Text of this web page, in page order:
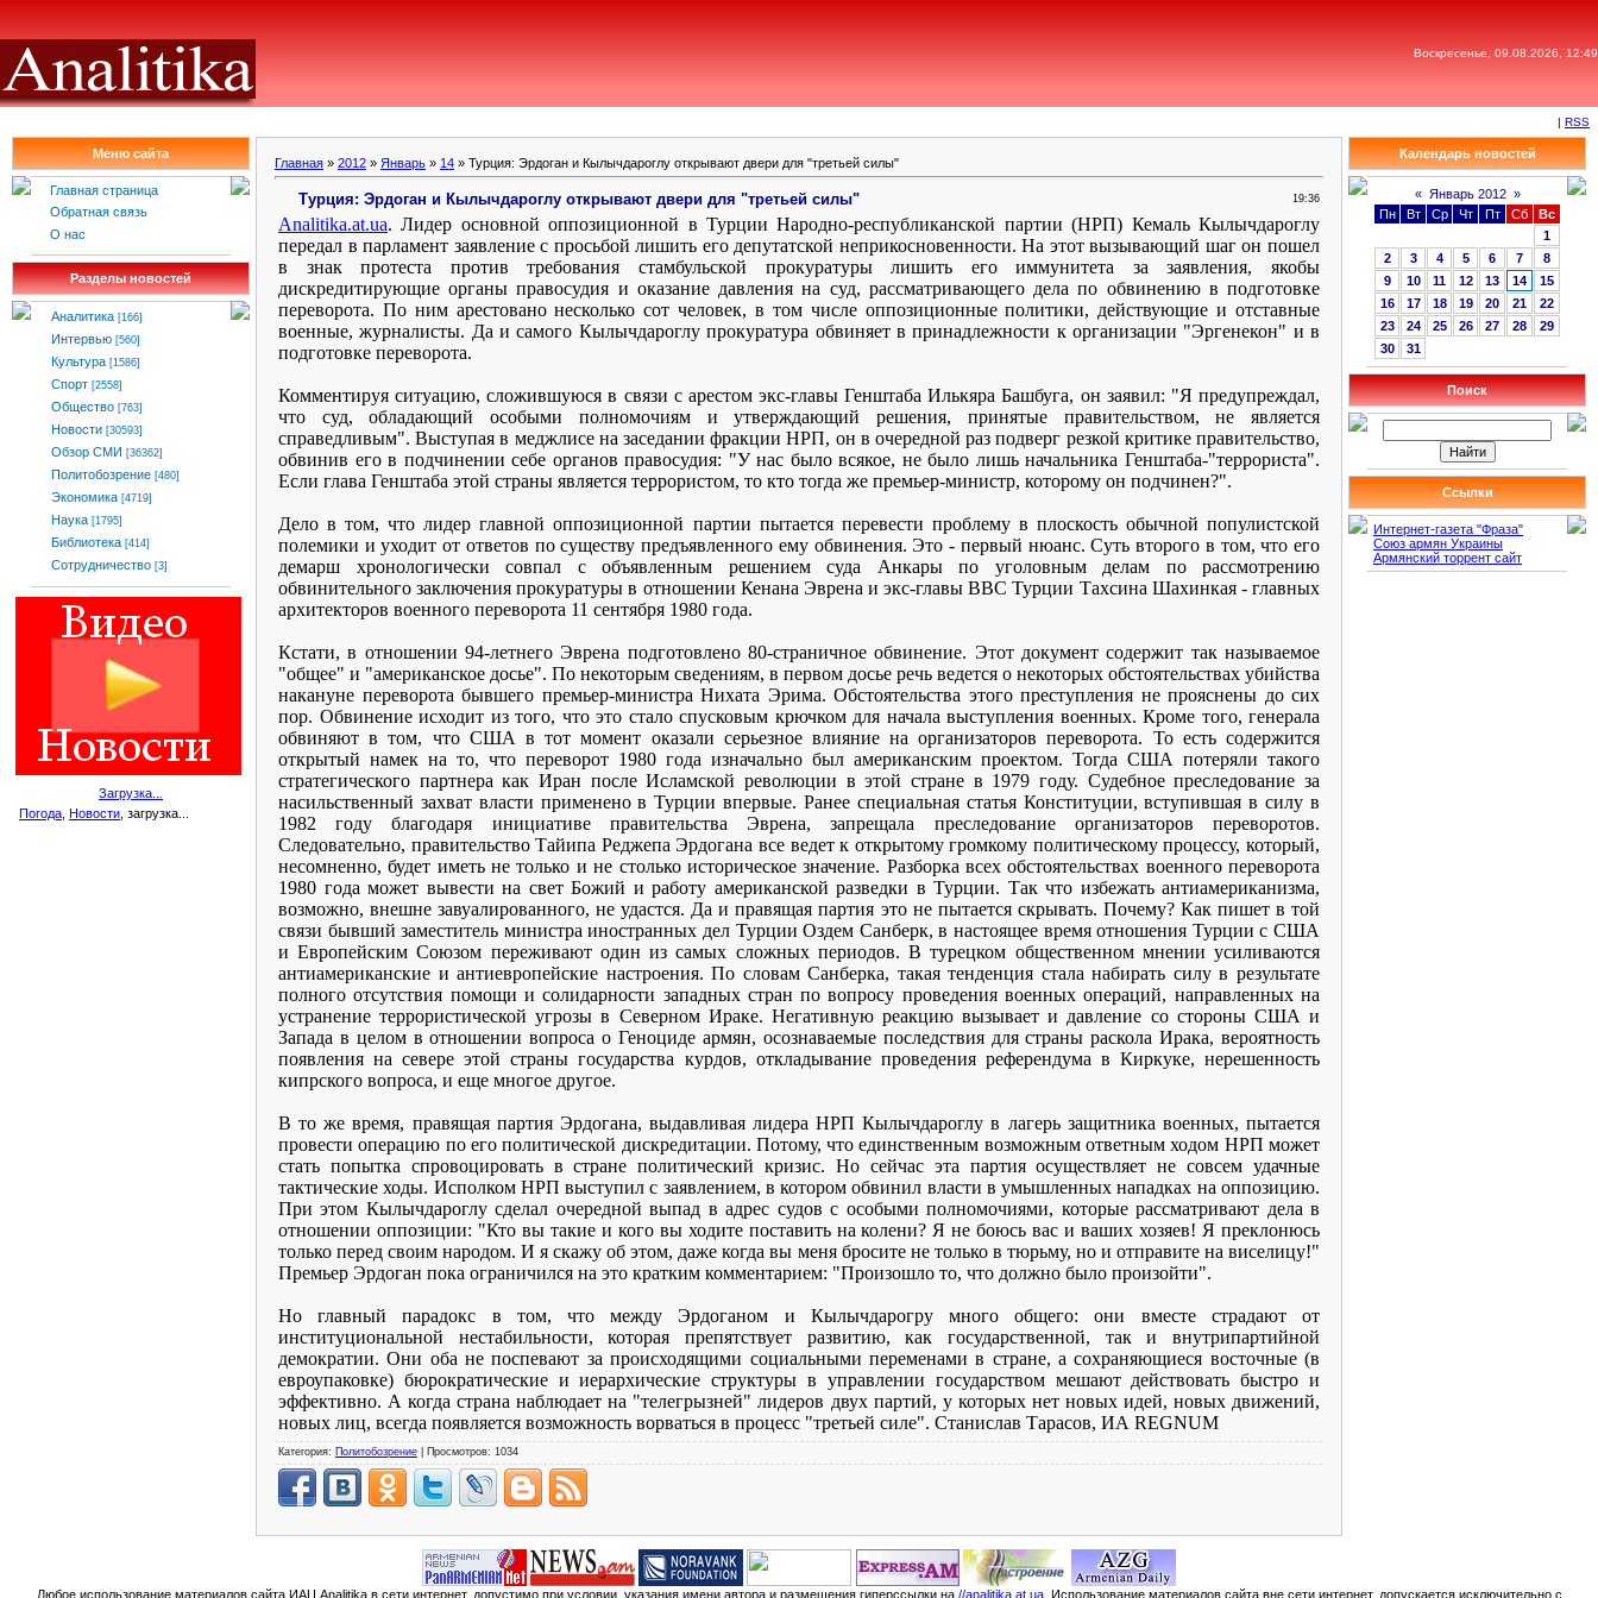
Воскресенье, 09.08.2026, 12:49
| RSS
Меню сайта
Главная страница
Обратная связь
О нас
Разделы новостей
Аналитика [166]
Интервью [560]
Культура [1586]
Спорт [2558]
Общество [763]
Новости [30593]
Обзор СМИ [36362]
Политобозрение [480]
Экономика [4719]
Наука [1795]
Библиотека [414]
Сотрудничество [3]
Загрузка...
Погода Новости , загрузка...
Главная » 2012 » Январь » 14 » Турция: Эрдоган и Кылычдароглу открывают двери для "третьей силы"
Турция: Эрдоган и Кылычдароглу открывают двери для "третьей силы" 19:36
Analitika.at.ua. Лидер основной оппозиционной в Турции Народно-республиканской партии (НРП) Кемаль Кылычдароглу
передал в парламент заявление с просьбой лишить его депутатской неприкосновенности. На этот вызывающий шаг он пошел
в знак протеста против требования стамбульской прокуратуры лишить его иммунитета за заявления, якобы
дискредитирующие органы правосудия и оказание давления на суд, рассматривающего дела по обвинению в подготовке
переворота. По ним арестовано несколько сот человек, в том числе оппозиционные политики, действующие и отставные
военные, журналисты. Да и самого Кылычдароглу прокуратура обвиняет в принадлежности к организации "Эргенекон" и в
подготовке переворота.
Комментируя ситуацию, сложившуюся в связи с арестом экс-главы Генштаба Илькяра Башбуга, он заявил: "Я предупреждал,
что суд, обладающий особыми полномочиям и утверждающий решения, принятые правительством, не является
справедливым". Выступая в меджлисе на заседании фракции НРП, он в очередной раз подверг резкой критике правительство,
обвинив его в подчинении себе органов правосудия: "У нас было всякое, не было лишь начальника Генштаба-"террориста".
Если глава Генштаба этой страны является террористом, то кто тогда же премьер-министр, которому он подчинен?".
Дело в том, что лидер главной оппозиционной партии пытается перевести проблему в плоскость обычной популистской
полемики и уходит от ответов по существу предъявленного ему обвинения. Это - первый нюанс. Суть второго в том, что его
демарш хронологически совпал с объявленным решением суда Анкары по уголовным делам по рассмотрению
обвинительного заключения прокуратуры в отношении Кенана Эврена и экс-главы ВВС Турции Тахсина Шахинкая - главных
архитекторов военного переворота 11 сентября 1980 года.
Кстати, в отношении 94-летнего Эврена подготовлено 80-страничное обвинение. Этот документ содержит так называемое
"общее" и "американское досье". По некоторым сведениям, в первом досье речь ведется о некоторых обстоятельствах убийства
накануне переворота бывшего премьер-министра Нихата Эрима. Обстоятельства этого преступления не прояснены до сих
пор. Обвинение исходит из того, что это стало спусковым крючком для начала выступления военных. Кроме того, генерала
обвиняют в том, что США в тот момент оказали серьезное влияние на организаторов переворота. То есть содержится
открытый намек на то, что переворот 1980 года изначально был американским проектом. Тогда США потеряли такого
стратегического партнера как Иран после Исламской революции в этой стране в 1979 году. Судебное преследование за
насильственный захват власти применено в Турции впервые. Ранее специальная статья Конституции, вступившая в силу в
1982 году благодаря инициативе правительства Эврена, запрещала преследование организаторов переворотов.
Следовательно, правительство Тайипа Реджепа Эрдогана все ведет к открытому громкому политическому процессу, который,
несомненно, будет иметь не только и не столько историческое значение. Разборка всех обстоятельствах военного переворота
1980 года может вывести на свет Божий и работу американской разведки в Турции. Так что избежать антиамериканизма,
возможно, внешне завуалированного, не удастся. Да и правящая партия это не пытается скрывать. Почему? Как пишет в той
связи бывший заместитель министра иностранных дел Турции Оздем Санберк, в настоящее время отношения Турции с США
и Европейским Союзом переживают один из самых сложных периодов. В турецком общественном мнении усиливаются
антиамериканские и антиевропейские настроения. По словам Санберка, такая тенденция стала набирать силу в результате
полного отсутствия помощи и солидарности западных стран по вопросу проведения военных операций, направленных на
устранение террористической угрозы в Северном Ираке. Негативную реакцию вызывает и давление со стороны США и
Запада в целом в отношении вопроса о Геноциде армян, осознаваемые последствия для страны раскола Ирака, вероятность
появления на севере этой страны государства курдов, откладывание проведения референдума в Киркуке, нерешенность
кипрского вопроса, и еще многое другое.
В то же время, правящая партия Эрдогана, выдавливая лидера НРП Кылычдароглу в лагерь защитника военных, пытается
провести операцию по его политической дискредитации. Потому, что единственным возможным ответным ходом НРП может
стать попытка спровоцировать в стране политический кризис. Но сейчас эта партия осуществляет не совсем удачные
тактические ходы. Исполком НРП выступил с заявлением, в котором обвинил власти в умышленных нападках на оппозицию.
При этом Кылычдароглу сделал очередной выпад в адрес судов с особыми полномочиями, которые рассматривают дела в
отношении оппозиции: "Кто вы такие и кого вы ходите поставить на колени? Я не боюсь вас и ваших хозяев! Я преклонюсь
только перед своим народом. И я скажу об этом, даже когда вы меня бросите не только в тюрьму, но и отправите на виселицу!"
Премьер Эрдоган пока ограничился на это кратким комментарием: "Произошло то, что должно было произойти".
Но главный парадокс в том, что между Эрдоганом и Кылычдарогру много общего: они вместе страдают от
институциональной нестабильности, которая препятствует развитию, как государственной, так и внутрипартийной
демократии. Они оба не поспевают за происходящими социальными переменами в стране, а сохраняющиеся восточные (в
евроупаковке) бюрократические и иерархические структуры в управлении государством мешают действовать быстро и
эффективно. А когда страна наблюдает на "телегрызней" лидеров двух партий, у которых нет новых идей, новых движений,
новых лиц, всегда появляется возможность ворваться в процесс "третьей силе". Станислав Тарасов, ИА REGNUM
Категория: Политобозрение | Просмотров: 1034
Календарь новостей
« Январь 2012 »
Пн
Вт Ср Чт Пт Сб
Вс
1
2
3 4 5 6 7
8
9
10 11 12 13 14
15
16
17 18 19 20 21
22
23
24 25 26 27 28
29
30
31
Поиск
Ссылки
Интернет-газета "Фраза"
Союз армян Украины
Армянский торрент сайт
Любое использование материалов сайта ИАЦ Analitika в сети интернет, допустимо при условии, указания имени автора и размещения гиперссылки на //analitika.at.ua. Использование материалов сайта вне сети интернет, допускается исключительно с